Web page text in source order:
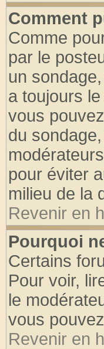
Comment
Comme
par le
un
a toujours
vous
du
pour éviter
milieu de la
Revenir en
Pourquoi
Certains
Pour voir,
le
vous
Revenir en